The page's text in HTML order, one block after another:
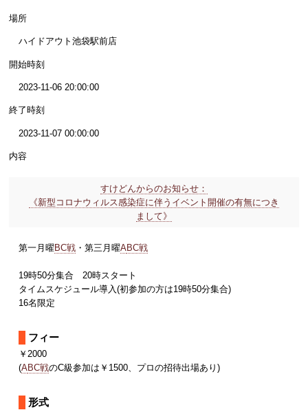
場所
ハイドアウト池袋駅前店
開始時刻
2023-11-06 20:00:00
終了時刻
2023-11-07 00:00:00
内容
すけどんからのお知らせ：
《新型コロナウィルス感染症に伴うイベント開催の有無につき
まして》
第一月曜BC戦・第三月曜ABC戦
19時50分集合 20時スタート
タイムスケジュール導入(初参加の方は19時50分集合)
16名限定
フィー
￥2000
(ABC戦のC級参加は￥1500、プロの招待出場あり)
形式